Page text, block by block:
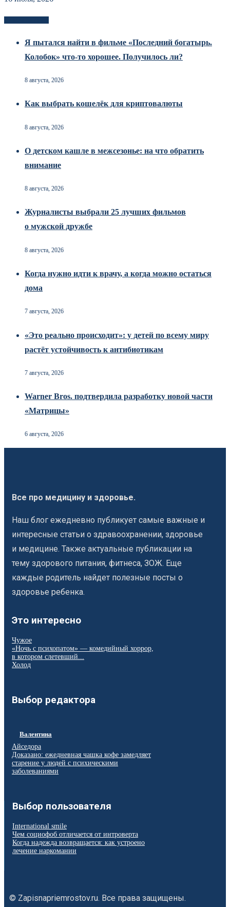
Я пытался найти в фильме «Последний богатырь.
Колобок» что-то хорошее. Получилось ли?
8 августа, 2026
Как выбрать кошелёк для криптовалюты
8 августа, 2026
О детском кашле в межсезонье: на что обратить
внимание
8 августа, 2026
Журналисты выбрали 25 лучших фильмов
о мужской дружбе
8 августа, 2026
Когда нужно идти к врачу, а когда можно остаться
дома
7 августа, 2026
«Это реально происходит»: у детей по всему миру
растёт устойчивость к антибиотикам
7 августа, 2026
Warner Bros. подтвердила разработку новой части
«Матрицы»
6 августа, 2026
Все про медицину и здоровье.
Наш блог ежедневно публикует самые важные и
интересные статьи о здравоохранении, здоровье
и медицине. Также актуальные публикации на
тему здорового питания, фитнеса, ЗОЖ. Еще
каждые родитель найдет полезные посты о
здоровье ребенка.
Это интересно
Чужое
«Ночь с психопатом» — комедийный хоррор,
в котором слетевший...
Холод
Выбор редактора
Валентина
Айседора
Доказано: ежедневная чашка кофе замедляет
старение у людей с психическими
заболеваниями
Выбор пользователя
International smile
Чем социофоб отличается от интроверта
Когда надежда возвращается: как устроено
лечение наркомании
© Zapisnapriemrostov.ru. Все права защищены.